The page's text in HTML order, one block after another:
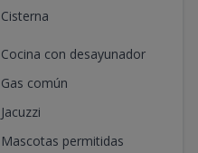
Cisterna
Cocina con desayunador
Gas común
Jacuzzi
Mascotas permitidas